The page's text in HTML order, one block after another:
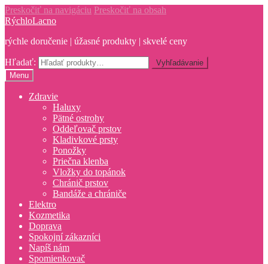
Preskočiť na navigáciu Preskočiť na obsah
RýchloLacno
rýchle doručenie | úžasné produkty | skvelé ceny
Hľadať:
Vyhľadávanie
Menu
Zdravie
Haluxy
Pätné ostrohy
Oddeľovač prstov
Kladivkové prsty
Ponožky
Priečna klenba
Vložky do topánok
Chránič prstov
Bandáže a chrániče
Elektro
Kozmetika
Doprava
Spokojní zákazníci
Napíš nám
Spomienkovač